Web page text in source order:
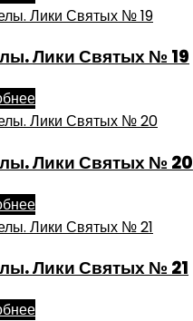
Лики Святых № 19
Лики Святых № 20
Лики Святых № 21